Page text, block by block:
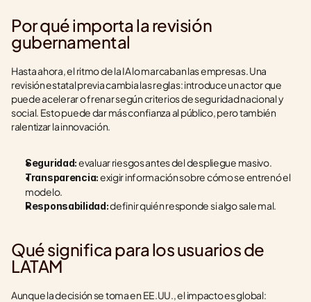
Por qué importa la revisión
gubernamental
Hasta ahora, el ritmo de la IA lo marcaban las empresas. Una
revisión estatal previa cambia las reglas: introduce un actor que
puede acelerar o frenar según criterios de seguridad nacional y
social. Esto puede dar más confianza al público, pero también
ralentizar la innovación.
Seguridad: evaluar riesgos antes del despliegue masivo.
Transparencia: exigir información sobre cómo se entrenó el
modelo.
Responsabilidad: definir quién responde si algo sale mal.
Qué significa para los usuarios de
LATAM
Aunque la decisión se toma en EE.UU., el impacto es global: